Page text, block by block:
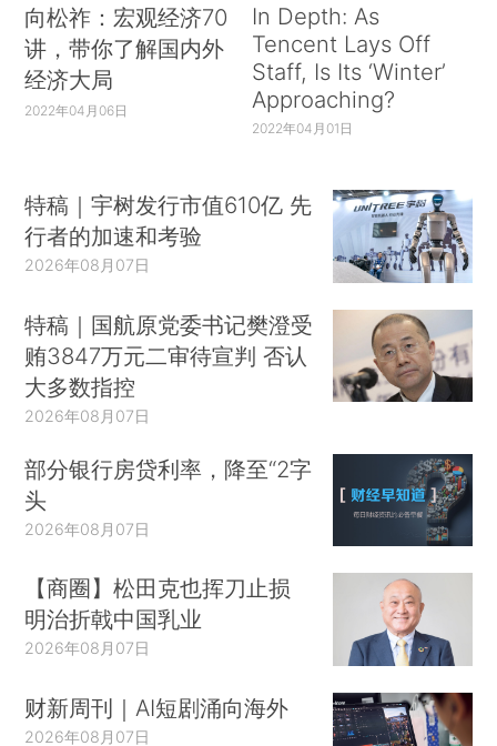
向松祚：宏观经济70
讲，带你了解国内外
经济大局
2022年04月06日
In Depth: As
Tencent Lays Off
Staff, Is Its ‘Winter’
Approaching?
2022年04月01日
特稿｜宇树发行市值610亿 先
行者的加速和考验
2026年08月07日
特稿｜国航原党委书记樊澄受
贿3847万元二审待宣判 否认
大多数指控
2026年08月07日
部分银行房贷利率，降至“2字
头
2026年08月07日
【商圈】松田克也挥刀止损
明治折戟中国乳业
2026年08月07日
财新周刊｜AI短剧涌向海外
2026年08月07日